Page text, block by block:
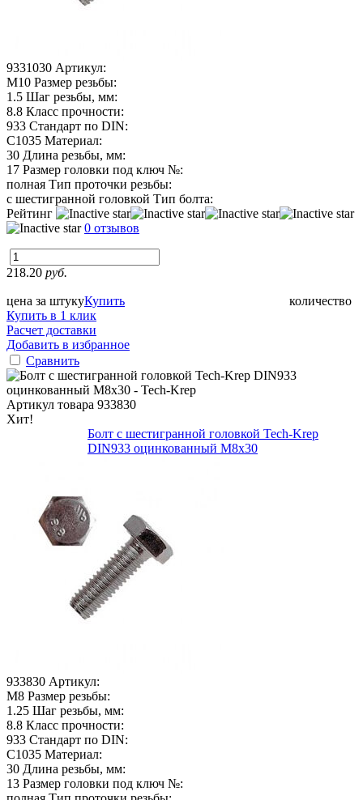
9331030 Артикул:
М10 Размер резьбы:
1.5 Шаг резьбы, мм:
8.8 Класс прочности:
933 Стандарт по DIN:
C1035 Материал:
30 Длина резьбы, мм:
17 Размер головки под ключ №:
полная Тип проточки резьбы:
с шестигранной головкой Тип болта:
Рейтинг
0 отзывов
218.20 руб.
цена за штуку количество
Купить
Купить в 1 клик
Расчет доставки
Добавить в избранное
Сравнить
Артикул товара 933830
Хит!
Болт с шестигранной головкой Tech-Krep
DIN933 оцинкованный М8х30
933830 Артикул:
М8 Размер резьбы:
1.25 Шаг резьбы, мм:
8.8 Класс прочности:
933 Стандарт по DIN:
C1035 Материал:
30 Длина резьбы, мм:
13 Размер головки под ключ №: